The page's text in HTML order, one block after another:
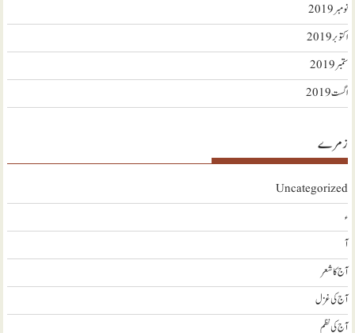
نومبر 2019
اکتوبر 2019
ستمبر 2019
اگست 2019
زمرے
Uncategorized
ء
آ
آج کا شعر
آج کی غزل
آج کی نظم